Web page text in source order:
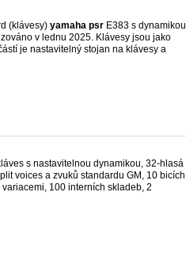
(klávesy) yamaha psr E383 s dynamikou
v lednu 2025. Klávesy jsou jako
je nastavitelný stojan na klávesy a
s nastavitelnou dynamikou, 32-hlasá
voices a zvuků standardu GM, 10 bicích
100 interních skladeb, 2